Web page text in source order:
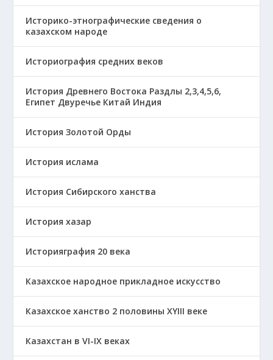
Историко-этнографические сведения о
казахском народе
Историография средних веков
История Древнего Востока Раздлы 2,3,4,5,6,
Египет Двуречье Китай Индия
История Золотой Орды
История ислама
История Сибирского ханства
История хазар
Историяграфия 20 века
Казахское народное прикладное искусство
Казахское ханство 2 половины ХҮІІІ веке
Казахстан в VI-IX веках